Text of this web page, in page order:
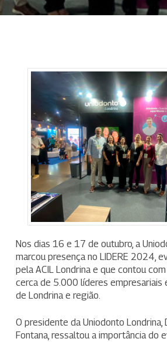
Nos dias 16 e 17 de outubro, a
marcou presença no LIDERE 2024,
pela ACIL Londrina e que contou
cerca de 5.000 líderes empresariais
de Londrina e região.
O presidente da Uniodonto Londrina,
Fontana, ressaltou a importância do